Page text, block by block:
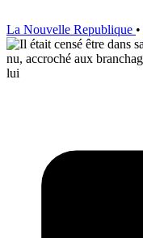
La Nouvelle Republique •